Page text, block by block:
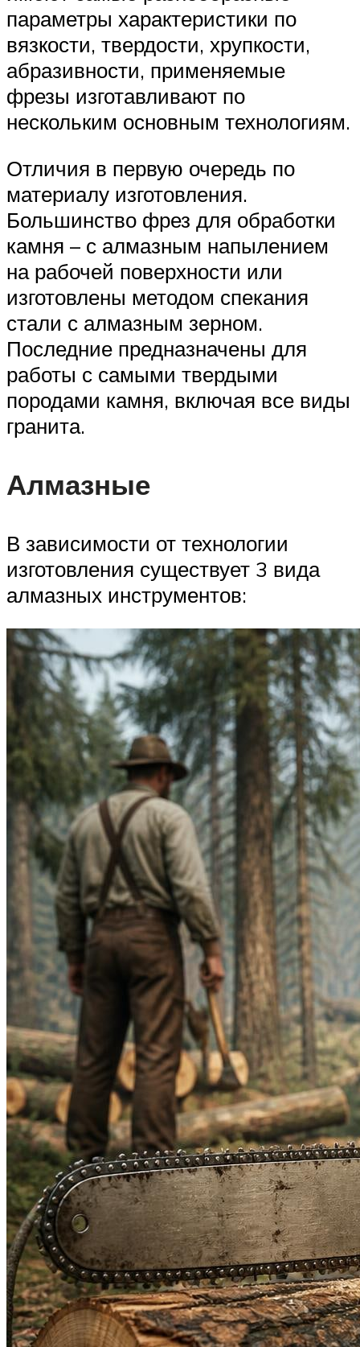
параметры характеристики по
вязкости, твердости, хрупкости,
абразивности, применяемые
фрезы изготавливают по
нескольким основным технологиям.
Отличия в первую очередь по
материалу изготовления.
Большинство фрез для обработки
камня – с алмазным напылением
на рабочей поверхности или
изготовлены методом спекания
стали с алмазным зерном.
Последние предназначены для
работы с самыми твердыми
породами камня, включая все виды
гранита.
Алмазные
В зависимости от технологии
изготовления существует 3 вида
алмазных инструментов: